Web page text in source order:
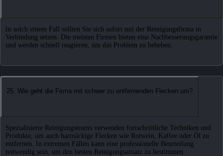
In solch einem Fall sollten Sie sich sofort mit der Reinigungsfirma in
Verbindung setzen. Die meisten Firmen bieten eine Nachbesserungsgarantie
und werden schnell reagieren, um das Problem zu beheben.
25. Wie geht die Firma mit schwer zu entfernenden Flecken um?
Spezialisierte Reinigungsteams verwenden fortschrittliche Techniken und
Produkte, um auch hartnäckige Flecken wie Rotwein, Kaffee oder Öl zu
entfernen. In extremen Fällen kann eine professionelle Beurteilung
notwendig sein, um den besten Reinigungsansatz zu bestimmen.